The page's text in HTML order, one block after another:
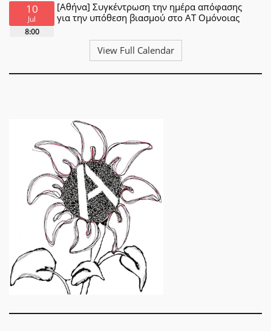
10
Jul
8:00
[Αθήνα] Συγκέντρωση την ημέρα απόφασης
για την υπόθεση βιασμού στο ΑΤ Ομόνοιας
View Full Calendar